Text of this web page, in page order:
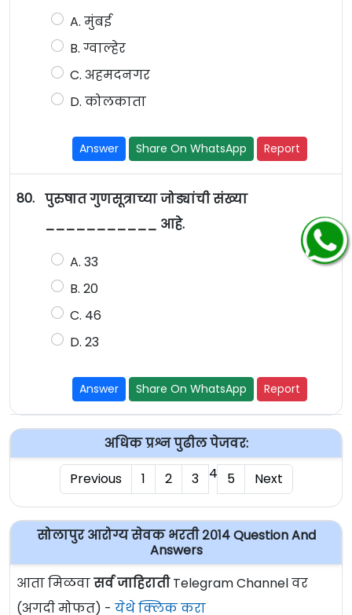
A. मुंबई
B. ग्वाल्हेर
C. अहमदनगर
D. कोलकाता
Answer Share On WhatsApp Report
80. पुरुषात गुणसूत्राच्या जोड्यांची संख्या
___________ आहे.
A. 33
B. 20
C. 46
D. 23
Answer Share On WhatsApp Report
अधिक प्रश्न पुढील पेजवर:
Previous
1 2 3 4 5 Next
सोलापुर आरोग्य सेवक भरती २०१४ Question And
Answers
आता मिळवासर्व जाहिरातीTelegram Channel वर
(अगदी मोफत) - येथे क्लिक करा